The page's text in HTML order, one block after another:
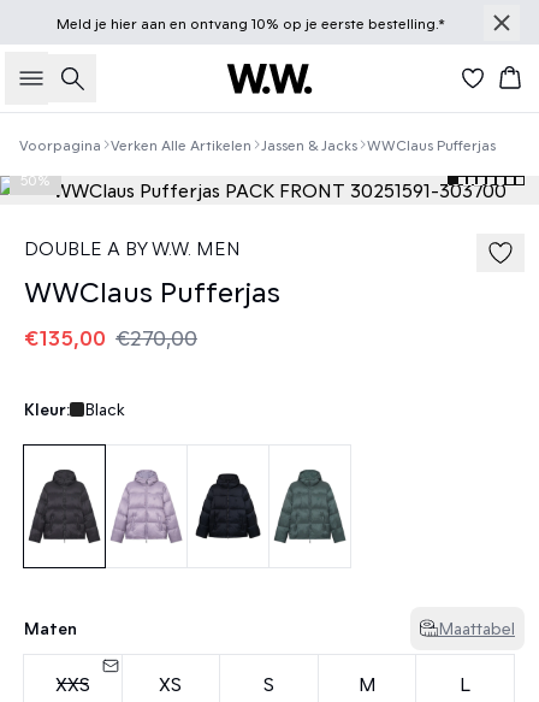
Meld je hieraan en ontvang 10% op je eerste bestelling.*
Zoeken
Voorpagina Verken Alle Artikelen Jassen & Jacks WWClaus Pufferjas
50%
DOUBLE A BY W.W. MEN
WWClaus Pufferjas
€135,00 €270,00
Kleur: Black
Maten Maattabel
XXS XS S M L